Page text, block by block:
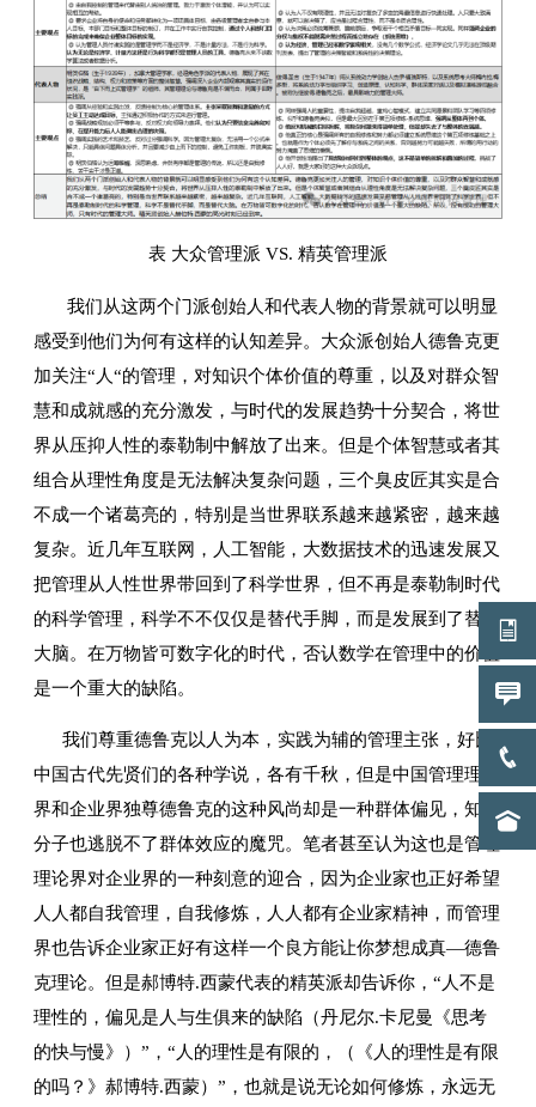
表 大众管理派 VS. 精英管理派
我们从这两个门派创始人和代表人物的背景就可以明显
感受到他们为何有这样的认知差异。大众派创始人德鲁克更
加关注“人“的管理，对知识个体价值的尊重，以及对群众智
慧和成就感的充分激发，与时代的发展趋势十分契合，将世
界从压抑人性的泰勒制中解放了出来。但是个体智慧或者其
组合从理性角度是无法解决复杂问题，三个臭皮匠其实是合
不成一个诸葛亮的，特别是当世界联系越来越紧密，越来越
复杂。近几年互联网，人工智能，大数据技术的迅速发展又
把管理从人性世界带回到了科学世界，但不再是泰勒制时代
的科学管理，科学不不仅仅是替代手脚，而是发展到了替代
大脑。在万物皆可数字化的时代，否认数学在管理中的价值
是一个重大的缺陷。
我们尊重德鲁克以人为本，实践为辅的管理主张，好比
中国古代先贤们的各种学说，各有千秋，但是中国管理理论
界和企业界独尊德鲁克的这种风尚却是一种群体偏见，知识
分子也逃脱不了群体效应的魔咒。笔者甚至认为这也是管理
理论界对企业界的一种刻意的迎合，因为企业家也正好希望
人人都自我管理，自我修炼，人人都有企业家精神，而管理
界也告诉企业家正好有这样一个良方能让你梦想成真—德鲁
克理论。但是郝博特.西蒙代表的精英派却告诉你，“人不是
理性的，偏见是人与生俱来的缺陷（丹尼尔.卡尼曼《思考
的快与慢》）”，“人的理性是有限的，（《人的理性是有限
的吗？》郝博特.西蒙）”，也就是说无论如何修炼，永远无